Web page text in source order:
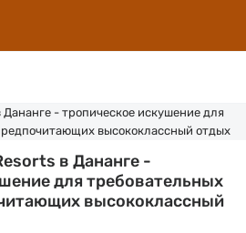
в Дананге -
для требовательных
высококлассный